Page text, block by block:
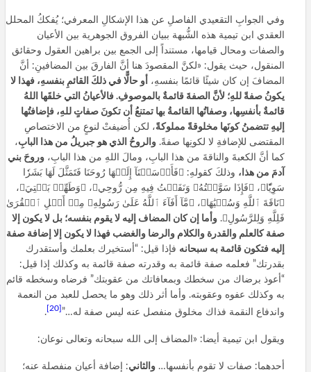
وفي الجوابِ التقعيدي الفاصلِ عن هذا الإشكالِ المعرفي؛ يُفككُ المحلل
العقدي ابن تيمية هذه الشُّبهة ببيان الفروق الجوهرية بين الأعيان
والصفات ومحال قيامها، مستنداً إلى الجمع بين براهين العقول وحقائق
المنقول، حيث يقول: «لكنَّ المقصودَ هنا أنَّ الفارقَ بين المضافينِ: أنَّ
المضافَ إن كان شيئًا قائمًا بنفسهِ،
أو حالًّا في ذلكَ القائمِ بنفسهِ، فهذا لا
يكونُ صفةً للهِ؛ لأنَّ الصفةَ قائمةٌ بالموصوفِ. فالأعيانُ التي خلقَها اللهُ
قائمةٌ بأنفسِها، وصفاتُها القائمةُ بها تمتنعُ أن تكونَ صفاتٍ للهِ، فإضافتُها
إليهِ تتضمنُ كونَها مخلوقةً مملوكةً، لكن أُضيفتْ لنوعٍ من الاختصاصِ
المقتضى للإضافةِ لا لكونِها صفةً. والروحُ الذي هو جبريلُ من هذا البابِ،
كما أنَّ الكعبةَ والناقةَ من هذا البابِ، ومالَ اللهِ من هذا البابِ، وروحَ بني
آدمَ من هذا، وذلكَ كقولهِ: ﴿فَأَرۡسَلۡنَآ إِلَيۡهَا رُوحَنَا فَتَمَثَّلَ لَهَا بَشَرٗا
سَوِيّٗا﴾، ﴿فَإِذَا سَوَّيۡتُهُۥ وَنَفَخۡتُ فِيهِ مِن رُّوحِي﴾، ﴿وَطَهِّرۡ بَيۡتِيَ﴾،
﴿نَاقَةَ ٱللَّهِ وَسُقۡيَٰهَا﴾، ﴿مَّآ أَفَآءَ ٱللَّهُ عَلَىٰ رَسُولِهِۦ مِنۡ أَهۡلِ ٱلۡقُرَىٰ
فَلِلَّهِ وَلِلرَّسُولِ﴾. وأما إن كان المضاف إليه لا يقوم بنفسه؛ بل لا يكون إلا
صفة كالعلم والقدرة والكلام والرضا والغضب فهذا لا يكون إلا إضافة صفة
إليه فتكون قائمة به سبحانه فإذا قيل: “أستخيرك بعلمك وأستقدرك
بقدرتك” فعلمه صفة قائمة به وقدرته صفة قائمة به وكذلك إذا قيل:
“أعوذ برضاك من سخطك وبمعافاتك من عقوبتك” فرضاه وسخطه قائم
به وكذلك عفوه وعقوبته. وأما أثر ذلك وهو ما يحصل للعبد من النعمة
واندفاع النقمة فذاك مخلوق منفصل عنه ليس صفة له…”
.
ويقول ابن تيمية أيضا: «المضاف إلى الله سبحانه وتعالى نوعان:
أحدهما: صفات لا تقوم بأنفسها… والثاني: إضافة أعيان منفصلة عنه؛